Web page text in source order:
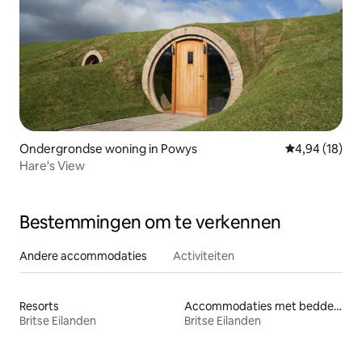
Ondergrondse woning in Powys Gemiddelde
4,94 (18)
Hare's View
Bestemmingen om te verkennen
Andere accommodaties Activiteiten
Resorts
Britse Eilanden
Accommodaties met bedden op toegankelijke hoogte
Britse Eilanden